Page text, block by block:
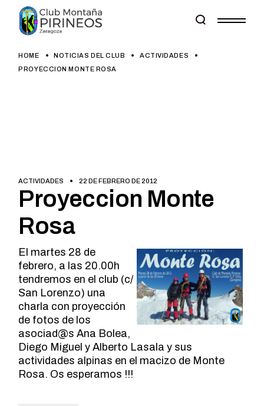
content
HOME NOTICIAS DEL CLUB
ACTIVIDADES
PROYECCION MONTE ROSA
ACTIVIDADES 22 DE FEBRERO DE 2012
Proyeccion Monte
Rosa
El martes 28 de
febrero, a las 20.00h
tendremos en el club (c/
San Lorenzo) una
charla con proyección
de fotos de los
asociad@s Ana Bolea,
Diego Miguel y Alberto Lasala y sus
actividades alpinas en el macizo de Monte
Rosa. Os esperamos !!!